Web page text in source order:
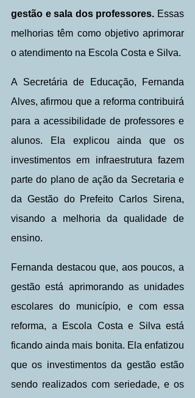
gestão e sala dos professores. Essas
melhorias têm como objetivo aprimorar
o atendimento na Escola Costa e Silva.
A Secretária de Educação, Fernanda
Alves, afirmou que a reforma contribuirá
para a acessibilidade de professores e
alunos. Ela explicou ainda que os
investimentos em infraestrutura fazem
parte do plano de ação da Secretaria e
da Gestão do Prefeito Carlos Sirena,
visando a melhoria da qualidade de
ensino.
Fernanda destacou que, aos poucos, a
gestão está aprimorando as unidades
escolares do município, e com essa
reforma, a Escola Costa e Silva está
ficando ainda mais bonita. Ela enfatizou
que os investimentos da gestão estão
sendo realizados com seriedade, e os